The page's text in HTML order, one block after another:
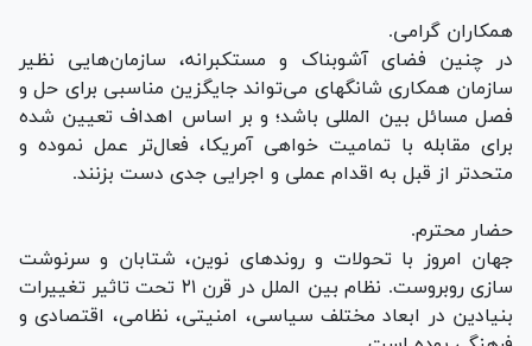
همکاران گرامی.
در چنین فضای آشوبناک و مستکبرانه، سازمان‌هایی نظیر
سازمان همکاری شانگهای می‌تواند جایگزین مناسبی برای حل و
فصل مسائل بین المللی باشد؛ و بر اساس اهداف تعیین شده
برای مقابله با تمامیت خواهی آمریکا، فعال‌تر عمل نموده و
متحدتر از قبل به اقدام عملی و اجرایی جدی دست بزنند.
حضار محترم.
جهان امروز با تحولات و روند‌های نوین، شتابان و سرنوشت
سازی روبروست. نظام بین الملل در قرن ۲۱ تحت تاثیر تغییرات
بنیادین در ابعاد مختلف سیاسی، امنیتی، نظامی، اقتصادی و